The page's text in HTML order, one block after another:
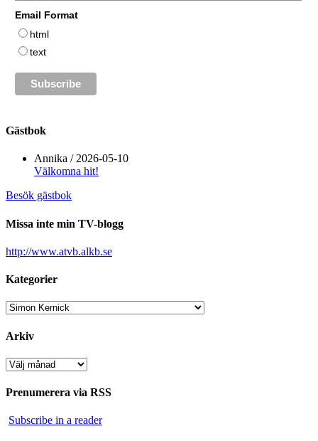
Email Format
html
text
Gästbok
Annika / 2026-05-10
Välkomna hit!
Besök gästbok
Missa inte min TV-blogg
http://www.atvb.alkb.se
Kategorier
Kategorier
Arkiv
Arkiv
Prenumerera via RSS
Subscribe in a reader